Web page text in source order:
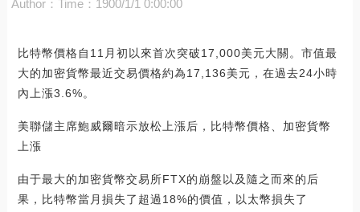
Author： Time：1900/1/1 0:00:00
比特幣價格自11月初以來首次突破17,000美元大關。市值最
大的加密貨幣最近交易價格約為17,136美元，在過去24小時
內上漲3.6%。
美聯儲主席鮑威爾暗示放松上漲后，比特幣價格、加密貨幣
上漲
由于最大的加密貨幣交易所FTX的崩盤以及隨之而來的后
果，比特幣當月損失了超過18%的價值，以太幣損失了